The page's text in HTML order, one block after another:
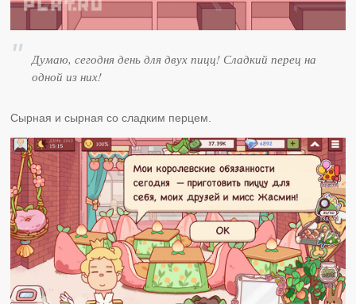
Думаю, сегодня день для двух пицц! Сладкий перец на
одной из них!
Сырная и сырная со сладким перцем.